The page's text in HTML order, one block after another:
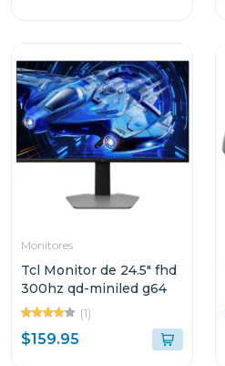
Monitores
Tcl Monitor de 24.5" fhd
300hz qd-miniled g64
(1)
$159.95